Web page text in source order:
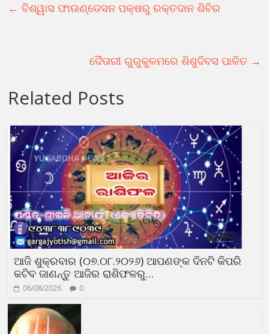
← ବିଶ୍ୱାସ ଫାଉଣ୍ଡେସନ ପକ୍ଷରୁ ରକ୍ତଦାନ ଶିବିର
ଦୈତାରୀ ଗୁରୁକୁଳମରେ ଶିଶୁଦିବସ ପାଳିତ →
Related Posts
ଆଜି ଶୁକ୍ରବାର (୦୭.୦୮.୨୦୨୬) ଆପଣଙ୍କ ଦିନଟି କିପରି
କଟିବ ଜାଣନ୍ତୁ ଆଜିର ରାଶିଫଳରୁ…
06/08/2026 0